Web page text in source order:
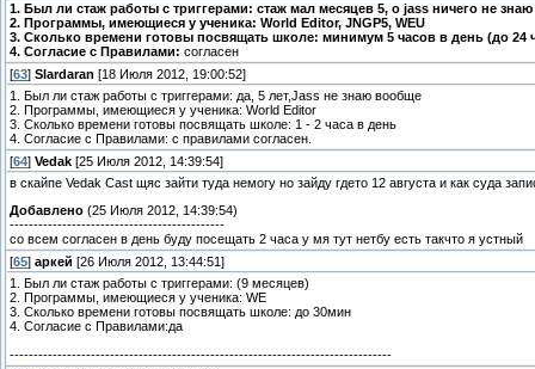
1. Был ли стаж работы с триггерами: стаж мал месяцев 5, о jass ничего не знаю
2. Программы, имеющиеся у ученика: World Editor, JNGP5, WEU
3. Сколько времени готовы посвящать школе: минимум 5 часов в день (до 24
4. Согласие с Правилами: согласен
[63] Slardaran [18 Июля 2012, 19:00:52]
1. Был ли стаж работы с триггерами: да, 5 лет,Jass не знаю вообще
2. Программы, имеющиеся у ученика: World Editor
3. Сколько времени готовы посвящать школе: 1 - 2 часа в день
4. Согласие с Правилами: с правилами согласен.
[64] Vedak [25 Июля 2012, 14:39:54]
в скайпе Vedak Cast щяс зайти туда немогу но зайду гдето 12 августа и как суда
Добавлено (25 Июля 2012, 14:39:54)
---------------------------------------------
со всем согласен в день буду посещать 2 часа у мя тут нетбу есть такчто я устный
[65] аркей [26 Июля 2012, 13:44:51]
1. Был ли стаж работы с триггерами: (9 месяцев)
2. Программы, имеющиеся у ученика: WE
3. Сколько времени готовы посвящать школе: до 30мин
4. Согласие с Правилами:да
--------------------------------------------------------------------------------